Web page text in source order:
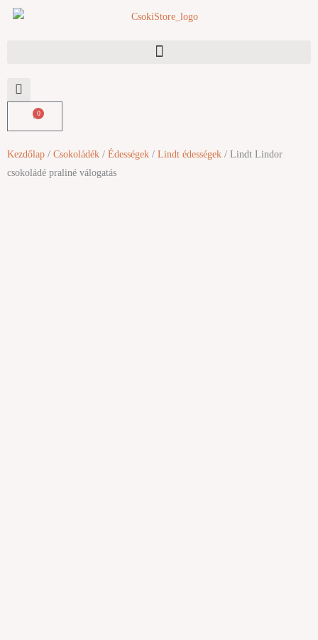
Skip
0
Kosár
Kezdőlap / Csokoládék / Édességek / Lindt édességek / Lindt Lindor
csokoládé praliné válogatás